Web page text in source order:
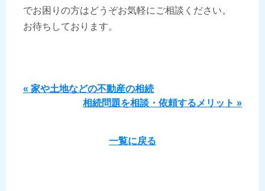
でお困りの方はどうぞお気軽にご相談ください。
お待ちしております。
« 家や土地などの不動産の相続
相続問題を相談・依頼するメリット »
一覧に戻る